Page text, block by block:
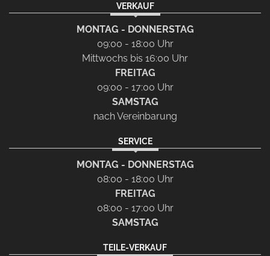
VERKAUF
MONTAG - DONNERSTAG
09:00 - 18:00 Uhr
Mittwochs bis 16:00 Uhr
FREITAG
09:00 - 17:00 Uhr
SAMSTAG
nach Vereinbarung
SERVICE
MONTAG - DONNERSTAG
08:00 - 18:00 Uhr
FREITAG
08:00 - 17:00 Uhr
SAMSTAG
TEILE-VERKAUF